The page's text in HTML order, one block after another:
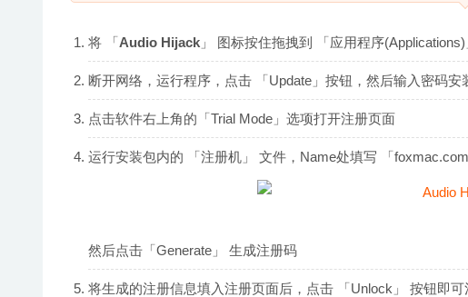
将 「Audio Hijack 」 图标按住拖拽到 「应用程序
断开网络，运行程序，点击 「Update」按钮，然后输入密码安
点击软件右上角的「Trial Mode」选项打开注册页面
运行安装包内的 「注册机」 文件，Name处填写 「
然后点击「Generate」 生成注册码
将生成的注册信息填入注册页面后，点击 「Unlock」 按钮即可